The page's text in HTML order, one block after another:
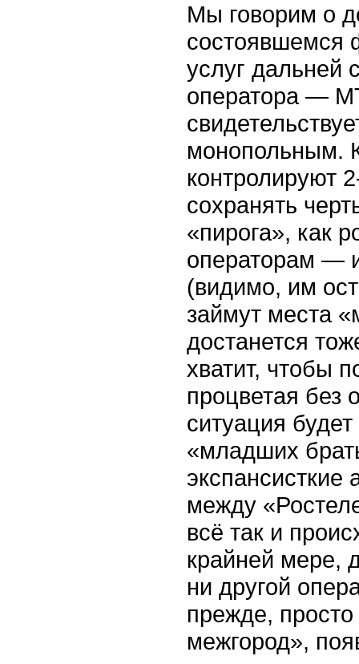
Мы говорим о
состоявшемся
услуг дальней
оператора —
монопольным.
контролируют
сохранять
«пирога», как
операторам —
(видимо, им
займут места
достанется
хватит, чтобы
процветая без
ситуация
«младших
между
всё так и
крайней мере,
ни другой
прежде,
межгород»,